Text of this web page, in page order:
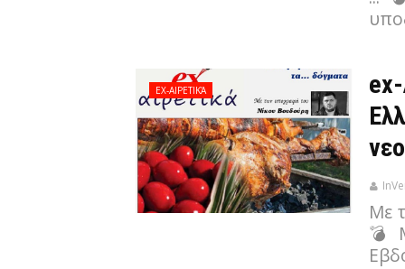
EX-ΑΙΡΕΤΙΚΆ
Με
💣